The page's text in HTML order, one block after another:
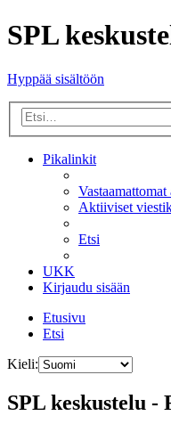
SPL
Hyppää sisältöön
Pikalinkit
Vastaamattomat
Aktiiviset
Etsi
UKK
Kirjaudu sisään
Etusivu
Etsi
Kieli:
SPL keskustelu -